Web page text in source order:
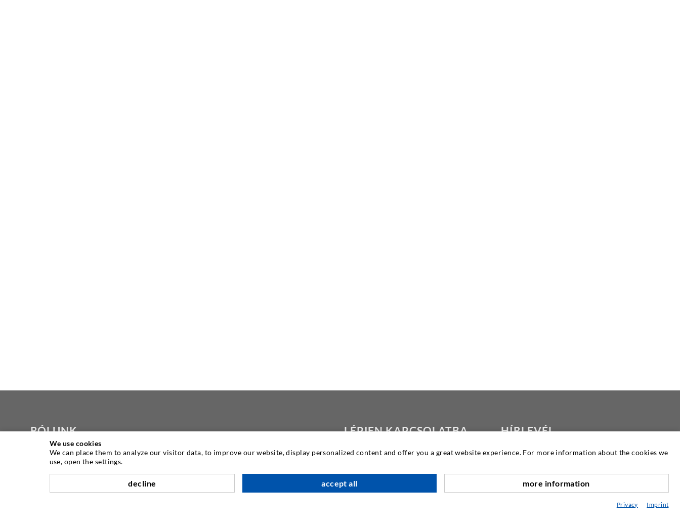
RÓLUNK
A DESOI, mint a világ egyik vezető
injekciós berendezésgyártója, kiváló
teljes választékát kínálja Önnek. Ezen
LÉPJEN KAPCSOLATBA
Gewerbestraße 16
36148 Kalbach/Rhön
HÍRLEVÉL
Hírlevelünket évente négyszer és
szolgáltatásainkat.
We use cookies
We can place them to analyze our visitor data, to improve our website, display personalized content and offer you a great website experience. For more information about the cookies we
use, open the settings.
decline accept all more information
Privacy Imprint